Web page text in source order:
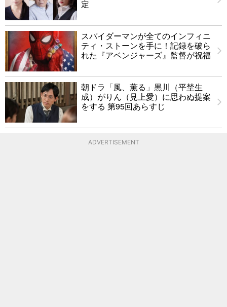
定
スパイダーマンが全てのインフィニ
ティ・ストーンを手に！記録を破ら
れた『アベンジャーズ』監督が祝福
朝ドラ「風、薫る」黒川（平埜生
成）がりん（見上愛）に思わぬ提案
をする 第95回あらすじ
ADVERTISEMENT